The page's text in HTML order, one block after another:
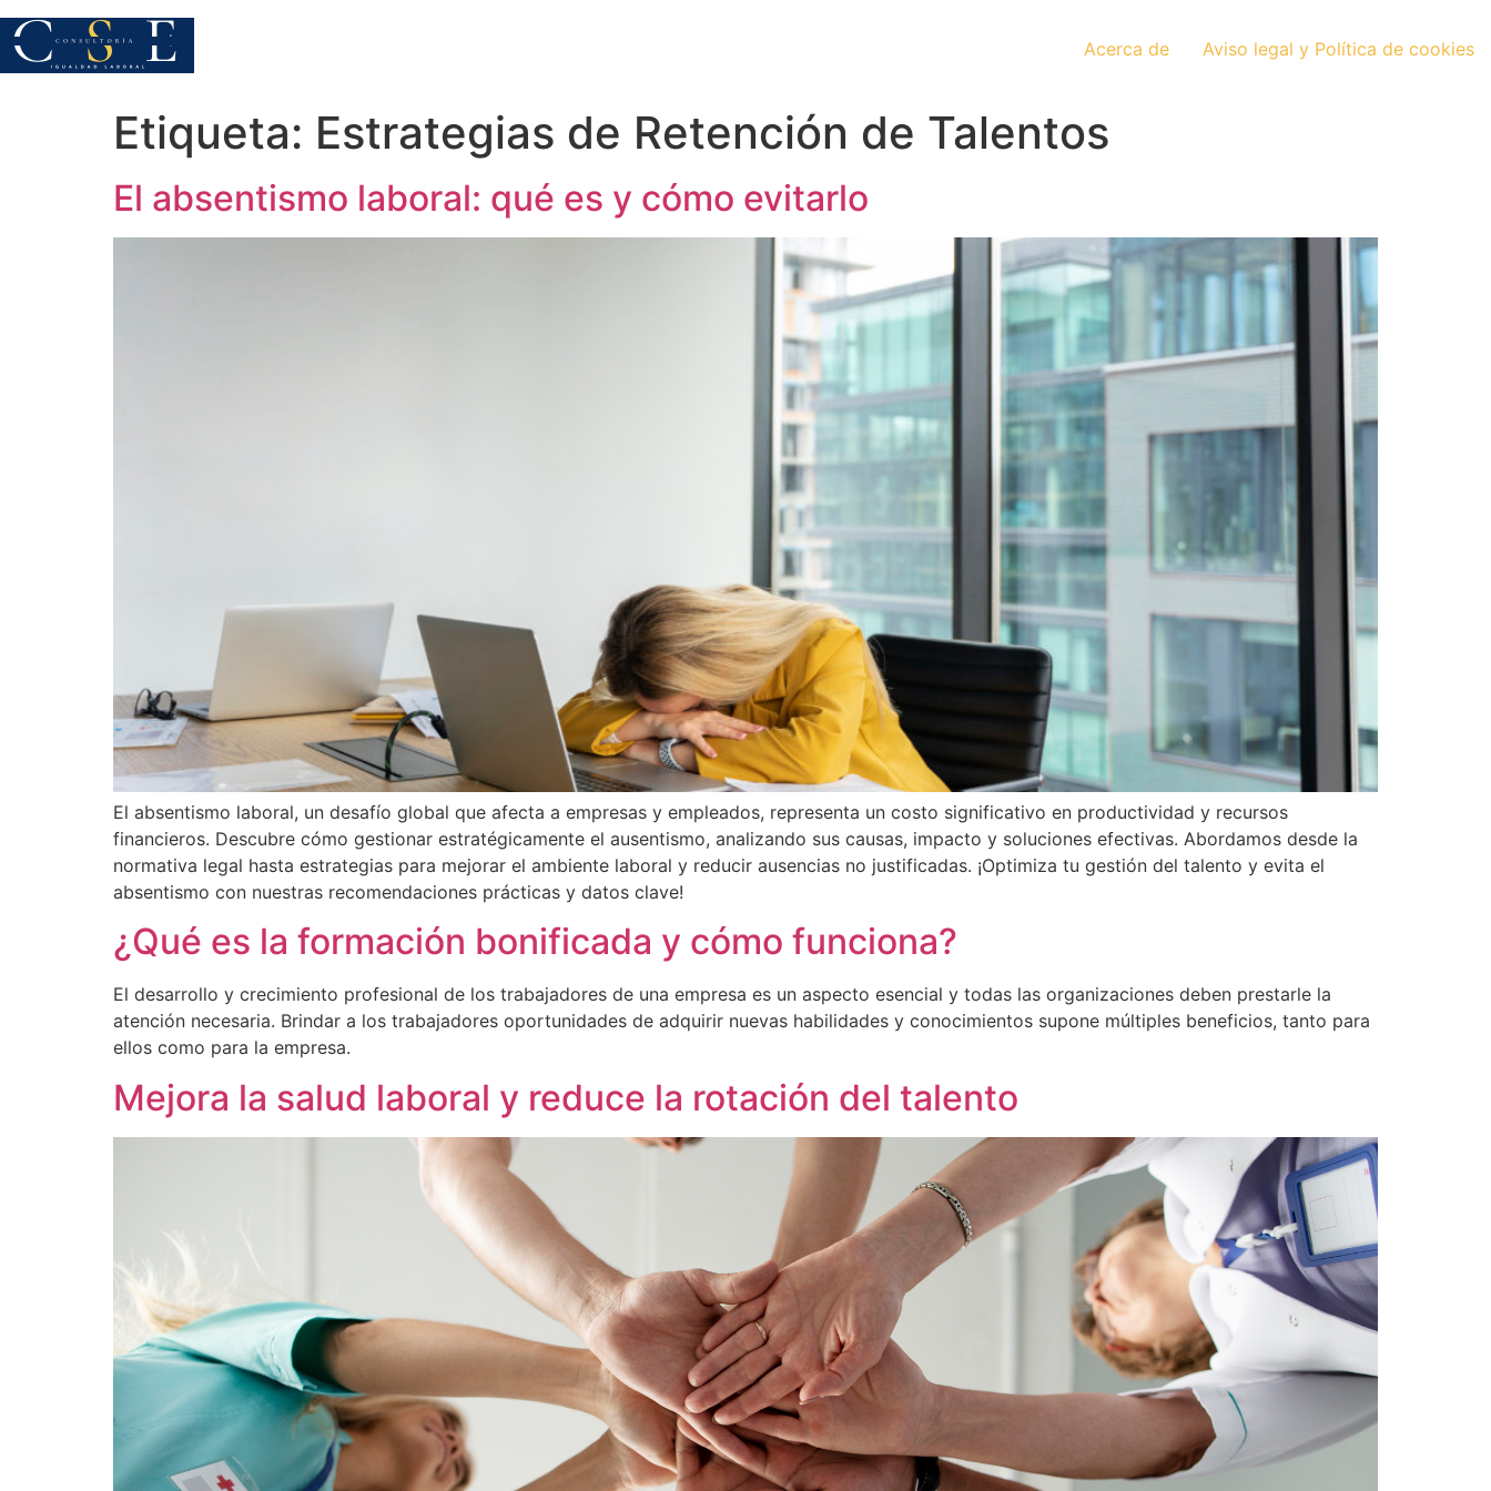
Saltar
contenido
Acerca de Aviso legal y Política de cookies
Etiqueta: Estrategias de Retención de Talentos
El absentismo laboral: qué es y cómo evitarlo
El absentismo laboral, un desafío global que afecta a empresas y empleados, representa un costo significativo en productividad y recursos
financieros. Descubre cómo gestionar estratégicamente el ausentismo, analizando sus causas, impacto y soluciones efectivas. Abordamos desde la
normativa legal hasta estrategias para mejorar el ambiente laboral y reducir ausencias no justificadas. ¡Optimiza tu gestión del talento y evita el
absentismo con nuestras recomendaciones prácticas y datos clave!
¿Qué es la formación bonificada y cómo funciona?
El desarrollo y crecimiento profesional de los trabajadores de una empresa es un aspecto esencial y todas las organizaciones deben prestarle la
atención necesaria. Brindar a los trabajadores oportunidades de adquirir nuevas habilidades y conocimientos supone múltiples beneficios, tanto para
ellos como para la empresa.
Mejora la salud laboral y reduce la rotación del talento